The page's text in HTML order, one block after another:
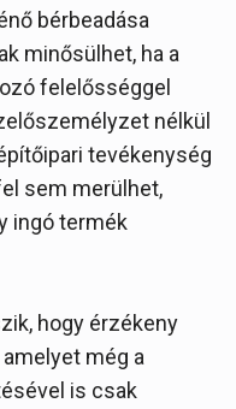
bérbeadása
minősülhet, ha a
felelősséggel
nélkül
tevékenység
sem merülhet,
ingó termék
hogy érzékeny
még a
is csak